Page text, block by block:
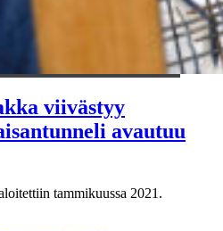
viivästyy
avautuu
tammikuussa 2021.